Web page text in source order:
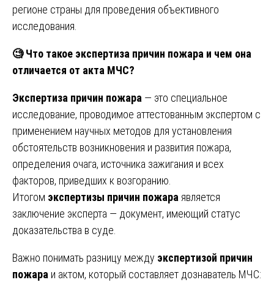
регионе страны для проведения объективного
исследования.
🧐Что такое экспертиза причин пожара и чем она
отличается от акта МЧС?
Экспертиза причин пожара — это специальное
исследование, проводимое аттестованным экспертом с
применением научных методов для установления
обстоятельств возникновения и развития пожара,
определения очага, источника зажигания и всех
факторов, приведших к возгоранию.
Итогом экспертизы причин пожара является
заключение эксперта — документ, имеющий статус
доказательства в суде.
Важно понимать разницу между экспертизой причин
пожара и актом, который составляет дознаватель МЧС: